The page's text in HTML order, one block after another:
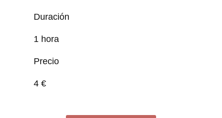
Duración
1 hora
Precio
4 €